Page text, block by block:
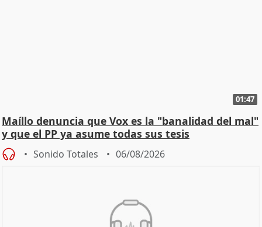
01:47
Maíllo denuncia que Vox es la "banalidad del mal"
y que el PP ya asume todas sus tesis
Sonido Totales 06/08/2026